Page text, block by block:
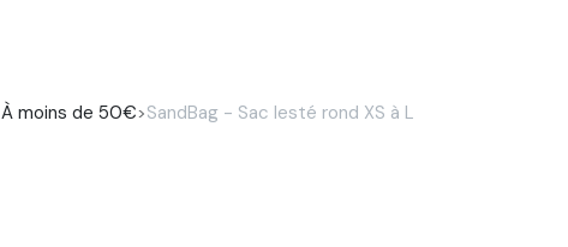
À moins de 50€ SandBag - Sac lesté rond XS à L